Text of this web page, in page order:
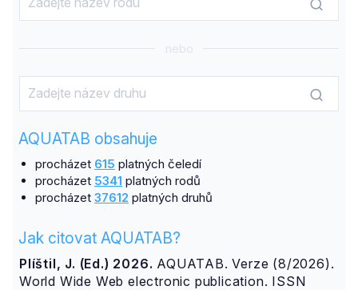
nebo
AQUATAB obsahuje
procházet 615 platných čeledí
procházet 5341 platných rodů
procházet 37612 platných druhů
Jak citovat AQUATAB?
Plíštil, J. (Ed.) 2026. AQUATAB. Verze (8/2026).
World Wide Web electronic publication. ISSN